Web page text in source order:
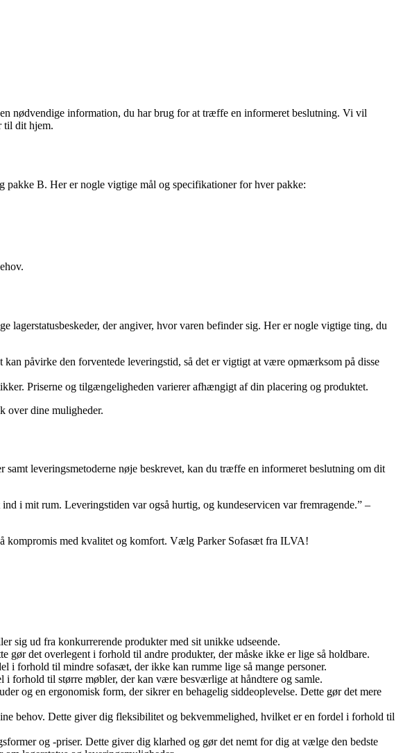
nødvendige information, du har brug for at træffe en informeret beslutning. Vi vil
til dit hjem.
pakke B. Her er nogle vigtige mål og specifikationer for hver pakke:
der angiver, hvor varen befinder sig. Her er nogle vigtige ting, du
påvirke den forventede leveringstid, så det er vigtigt at være opmærksom på disse
Priserne og tilgængeligheden varierer afhængigt af din placering og produktet.
over dine muligheder.
leveringsmetoderne nøje beskrevet, kan du træffe en informeret beslutning om dit
i mit rum. Leveringstiden var også hurtig, og kundeservicen var fremragende.” –
kompromis med kvalitet og komfort. Vælg Parker Sofasæt fra ILVA!
sig ud fra konkurrerende produkter med sit unikke udseende.
det overlegent i forhold til andre produkter, der måske ikke er lige så holdbare.
i forhold til mindre sofasæt, der ikke kan rumme lige så mange personer.
i forhold til større møbler, der kan være besværlige at håndtere og samle.
og en ergonomisk form, der sikrer en behagelig siddeoplevelse. Dette gør det mere
behov. Dette giver dig fleksibilitet og bekvemmelighed, hvilket er en fordel i forhold til
og -priser. Dette giver dig klarhed og gør det nemt for dig at vælge den bedste